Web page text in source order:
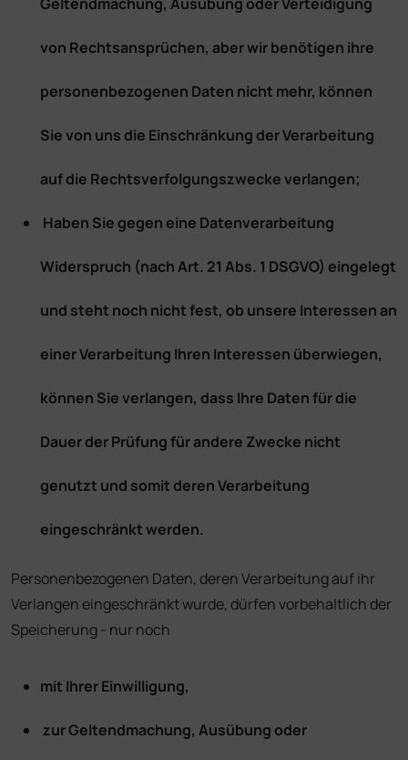
von Rechtsansprüchen, aber wir benötigen ihre
personenbezogenen Daten nicht mehr, können
Sie von uns die Einschränkung der Verarbeitung
auf die Rechtsverfolgungszwecke verlangen;
Haben Sie gegen eine Datenverarbeitung
Widerspruch (nach Art. 21 Abs. 1 DSGVO) eingelegt
und steht noch nicht fest, ob unsere Interessen an
einer Verarbeitung Ihren Interessen überwiegen,
können Sie verlangen, dass Ihre Daten für die
Dauer der Prüfung für andere Zwecke nicht
genutzt und somit deren Verarbeitung
eingeschränkt werden.
Personenbezogenen Daten, deren Verarbeitung auf ihr
Verlangen eingeschränkt wurde, dürfen vorbehaltlich der
Speicherung - nur noch
mit Ihrer Einwilligung,
zur Geltendmachung, Ausübung oder